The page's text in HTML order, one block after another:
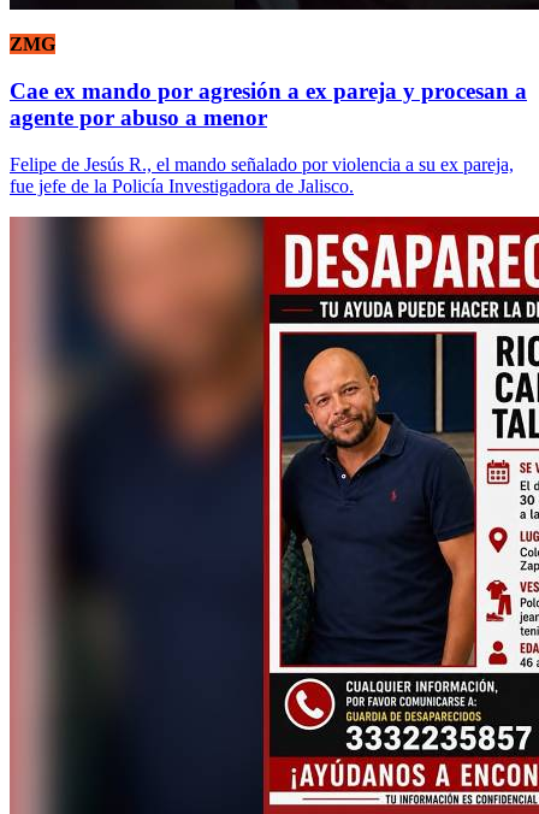
ZMG
Cae ex mando por agresión a ex pareja y procesan a
agente por abuso a menor
Felipe de Jesús R., el mando señalado por violencia a su ex pareja,
fue jefe de la Policía Investigadora de Jalisco.